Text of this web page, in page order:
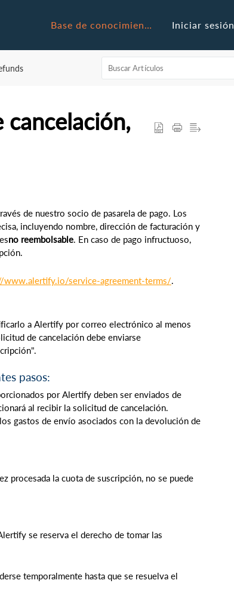
Base de conocimientos Iniciar sesión
de nuestro socio de pasarela de pago. Los
incluyendo nombre, dirección de facturación y
no reembolsable. En caso de pago infructuoso,
www.alertify.io/service-agreement-terms/.
a Alertify por correo electrónico al menos
de cancelación debe enviarse
pasos:
por Alertify deben ser enviados de
al recibir la solicitud de cancelación.
gastos de envío asociados con la devolución de
procesada la cuota de suscripción, no se puede
se reserva el derecho de tomar las
temporalmente hasta que se resuelva el